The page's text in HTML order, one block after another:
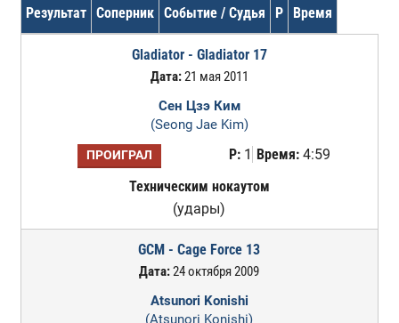
Результат Соперник Событие / Судья Р Время
Gladiator - Gladiator 17
Дата:21 мая 2011
Сен Цзэ Ким
(Seong Jae Kim)
ПРОИГРАЛ Р:1 Время:4:59
Техническим нокаутом
(удары)
GCM - Cage Force 13
Дата:24 октября 2009
Atsunori Konishi
(Atsunori Konishi)